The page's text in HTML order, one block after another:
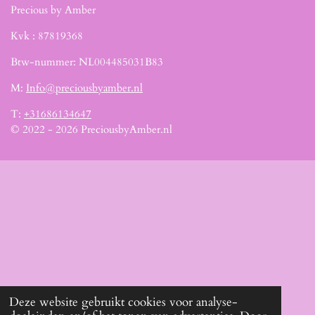
Deze website gebruikt cookies voor analyse-
Precious by Amber
Kvk : 87819368
Btw-nummer: NL004485031B83
M: Info@preciousbyamber.nl
T: +31686134647
© 2022 - 2026 PreciousbyAmber.nl